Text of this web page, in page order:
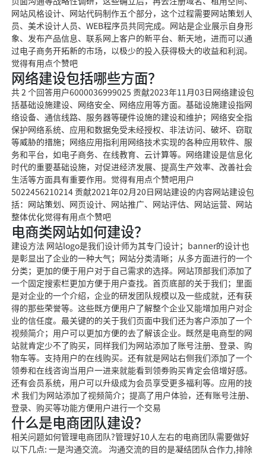
网站风格设计、网站代码制作五个部分，这个过程需要网站策划人
员、美术设计人员、WEB程序员共同完成。网站是企业展示自身形
象、发布产品信息、联系网上客户的新平台、新天地，进而可以通
过电子商务开拓新的市场，以极少的投入获得极大的收益和利润。
觉得有用点个赞吧
网络建设包括哪些方面？
共 2 个回答用户6000036999025 贡献2023年11月03日网络建设包
括基础设施建设、网络安全、网络应用等方面。基础设施建设指网
络设备、通信线路、服务器等硬件设施的建设和维护；网络安全指
保护网络系统、应用和数据免受未经授权、非法访问、破坏、窃取
等威胁的措施；网络应用指利用网络技术实现的各种应用软件、服
务和平台，如电子商务、在线教育、云计算等。网络建设是信息化
时代的重要基础设施，对促进经济发展、提高生产效率、改善社会
生活等方面具有重要作用。觉得有用点个赞吧用户
5022456210214 贡献2021年02月20日网站建设的内容网站建设包
括：网站策划、网页设计、网站推广、网站评估、网站运营、网站
整体优化觉得有用点个赞吧
电商类网站如何建设？
建设方法 网站logo是我们设计师为其专门设计；banner的设计也
是彰显出了企业的一种大气；网站分类清晰；从多方面进行的一个
分类；更加的便于用户对于自己需求的选择。网站顶部我们添加了
一个固定搜索栏更加方便于用户查找。首页底部的关于我们；里面
是对企业的一个介绍，企业的研发团队规模以及一些成就，还有获
得的那些荣誉等。这些既方便用户了解整个企业又能增加用户对企
业的信任度。最关键的的关于我们页面中我们还为客户添加了一个
视频简介；用户可以更加方便的去了解该企业。既然是电商型的网
站就肯定少不了购买，同样我们为网站添加了账号注册、登录、购
物车等。支持用户的在线购买。还有就是网站右侧我们添加了一个
领劵和在线咨询当用户一进来就能看到领劵购买肯定会倍增好感。
还有会员系统，用户可以升级成为会员享受更多福利等。应用的技
术 我们为网站添加了视频简介；提高了用户体验，还有账号注册、
登录、购买等功能方便用户进行一个交易
什么是电商团队建设？
相关问题如何管理电商团队?管理好10人左右的电商团队需要做好
以下几点: 一是沟通交流。 沟通交流的目的是凝结团队合作力,排除